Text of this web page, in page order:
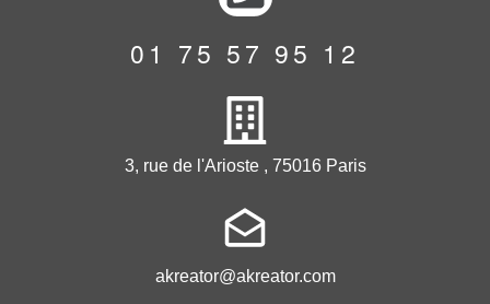
01 75 57 95 12
3, rue de l'Arioste , 75016 Paris
akreator@akreator.com